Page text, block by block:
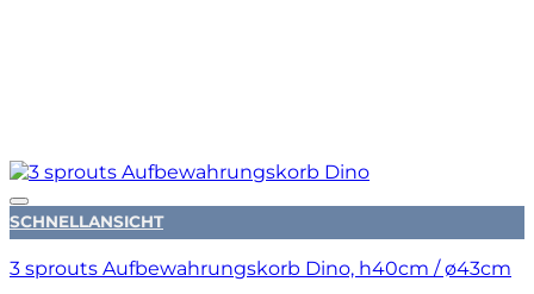
Auf die Wunschliste
SCHNELLANSICHT
3 sprouts Aufbewahrungskorb Dino, h40cm / ø43cm